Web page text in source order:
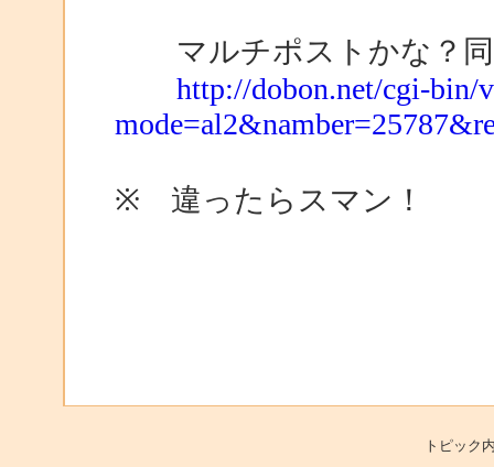
マルチポストかな？同
http://dobon.net/cgi-bin/
※ 違ったらスマン！
トピッ